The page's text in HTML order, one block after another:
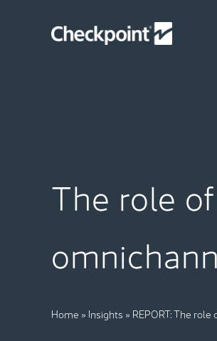
The role
Home » Insights » REPORT: The